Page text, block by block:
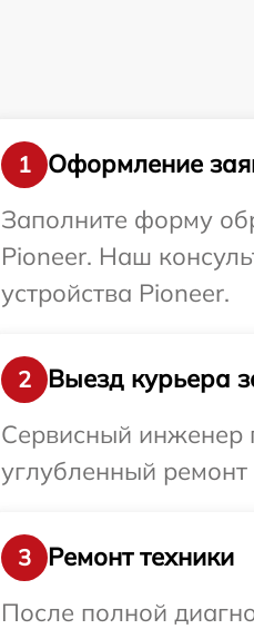
1
Оформление
Заполните форму
Pioneer. Наш
устройства Pioneer.
2
Выезд курьера
Сервисный инженер
углубленный
3
Ремонт техники
После полной